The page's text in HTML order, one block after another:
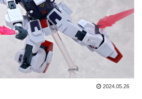
2024.05.26